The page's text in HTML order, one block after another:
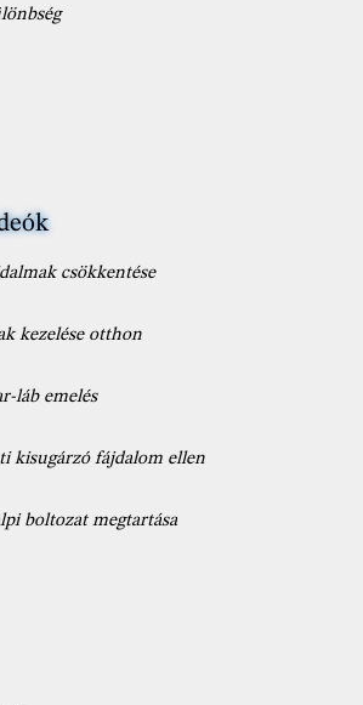
csökkentése
kezelése otthon
láb emelés
kisugárzó fájdalom ellen
boltozat megtartása